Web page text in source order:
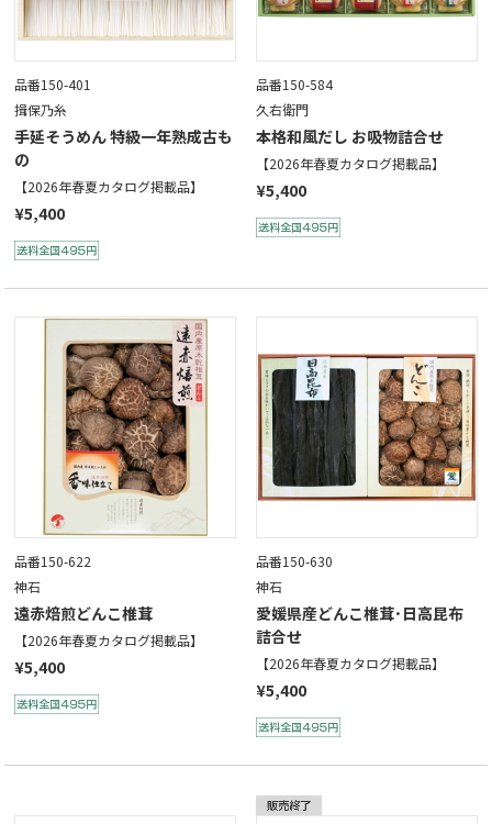
品番150-401
揖保乃糸
手延そうめん 特級一年熟成古も
の
【2026年春夏カタログ掲載品】
¥5,400
品番150-584
久右衛門
本格和風だし お吸物詰合せ
【2026年春夏カタログ掲載品】
¥5,400
品番150-622
神石
遠赤焙煎どんこ椎茸
【2026年春夏カタログ掲載品】
¥5,400
品番150-630
神石
愛媛県産どんこ椎茸･日高昆布
詰合せ
【2026年春夏カタログ掲載品】
¥5,400